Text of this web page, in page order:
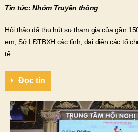
Tin tức: Nhóm Truyền thông
Hội thảo đã thu hút sự tham gia của gần
em, Sở LĐTBXH các tỉnh, đại diện các tổ
tế…
Đọc tin